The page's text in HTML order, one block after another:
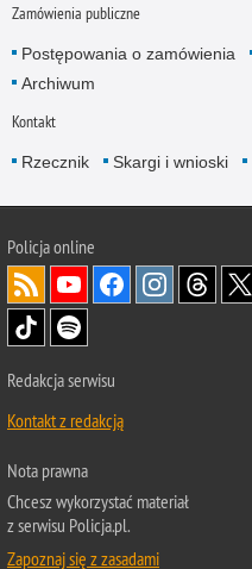
Zamówienia publiczne
Postępowania o zamówienia
Archiwum
Kontakt
Rzecznik Skargi i wnioski
Policjaonline
Redakcja serwisu
Kontakt z redakcją
Nota prawna
Chcesz wykorzystać materiał
z serwisu Policja.pl.
Zapoznaj się z zasadami